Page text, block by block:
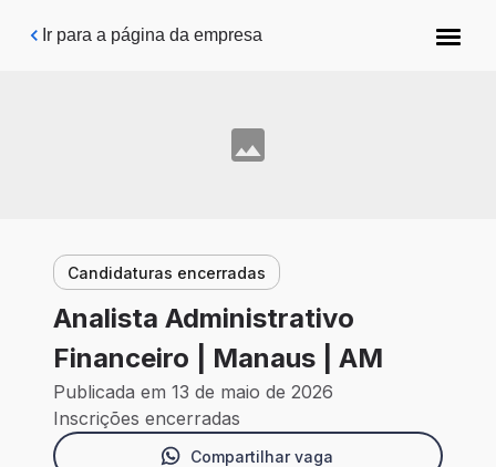
Pular para o conteúdo principal
Ir para a página da empresa
Candidaturas encerradas
Analista Administrativo
Financeiro | Manaus | AM
Publicada em 13 de maio de 2026
Inscrições encerradas
Compartilhar vaga